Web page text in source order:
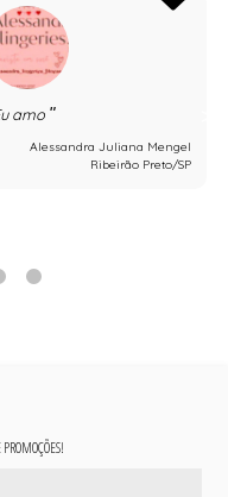
amo
Alessandra Juliana Mengel
Ribeirão Preto/SP